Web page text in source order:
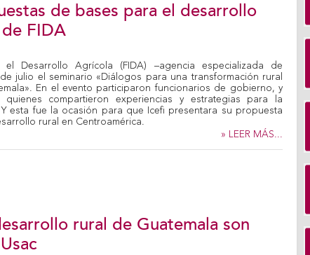
de bases para el desarrollo
FIDA
Desarrollo Agrícola (FIDA) –agencia especializada de
julio el seminario «Diálogos para una transformación rural
En el evento participaron funcionarios de gobierno, y
compartieron experiencias y estrategias para la
esta fue la ocasión para que Icefi presentara su propuesta
rural en Centroamérica.
» LEER MÁS...
rural de Guatemala son